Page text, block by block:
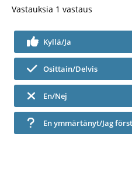
Vastauksia 1 vastaus
Kyllä/Ja
Osittain/Delvis
En/Nej
En ymmärtänyt/Jag